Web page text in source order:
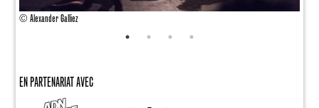
© Alexander Galliez
EN PARTENARIAT AVEC